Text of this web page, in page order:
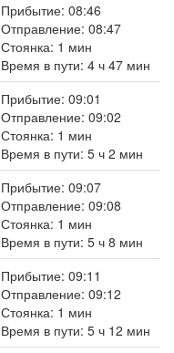
Прибытие: 08:46
Отправление: 08:47
Стоянка: 1 мин
Время в пути: 4 ч 47 мин
Прибытие: 09:01
Отправление: 09:02
Стоянка: 1 мин
Время в пути: 5 ч 2 мин
Прибытие: 09:07
Отправление: 09:08
Стоянка: 1 мин
Время в пути: 5 ч 8 мин
Прибытие: 09:11
Отправление: 09:12
Стоянка: 1 мин
Время в пути: 5 ч 12 мин